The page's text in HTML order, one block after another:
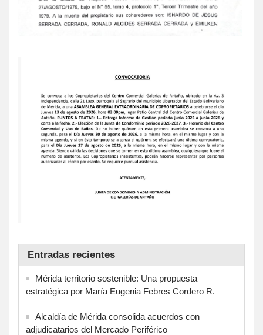
Entradas recientes
Mérida territorio sostenible: Una propuesta
estratégica por María Eugenia Febres Cordero R.
Alcaldía de Mérida consolida acuerdos con
adjudicatarios del Mercado Periférico